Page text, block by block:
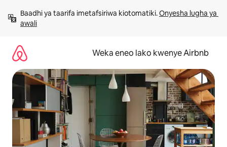
kwenda
kwenye
Baadhi ya taarifa imetafsiriwa kiotomatiki. Onyesha lugha ya
awali
Weka eneo lako kwenye Airbnb